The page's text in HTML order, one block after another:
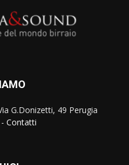
G.Donizetti, 49 Perugia
- Contatti